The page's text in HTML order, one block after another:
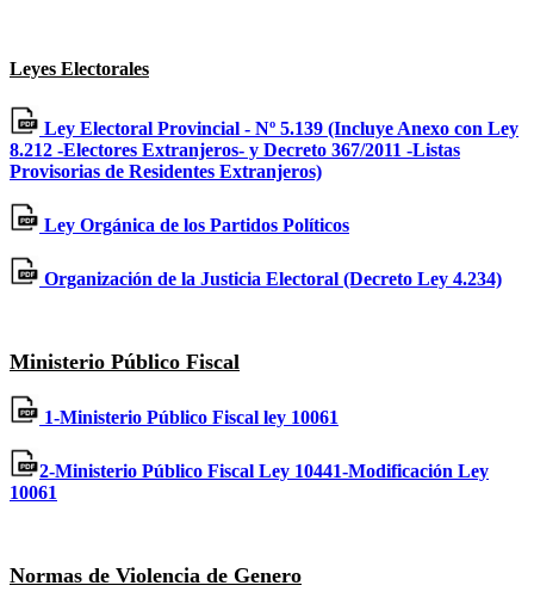
Leyes Electorales
Ley Electoral Provincial - Nº 5.139 (Incluye Anexo con Ley
8.212 -Electores Extranjeros- y Decreto 367/2011 -Listas
Provisorias de Residentes Extranjeros)
Ley Orgánica de los Partidos Políticos
Organización de la Justicia Electoral (Decreto Ley 4.234)
Ministerio Público Fiscal
1-Ministerio Público Fiscal ley 10061
2-Ministerio Público Fiscal Ley 10441-Modificación Ley
10061
Normas de Violencia de Genero